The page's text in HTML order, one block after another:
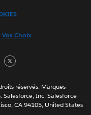
Choix
réservés. Marques
Inc. Salesforce
CA 94105, United States